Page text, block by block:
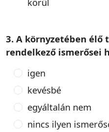
3. A környzetében
rendelkező ismerősei
igen
kevésbé
egyáltalán nem
nincs ilyen